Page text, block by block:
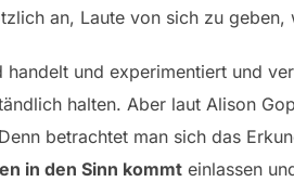
an, Laute von sich zu geben,
handelt und experimentiert und
halten. Aber laut Alison
betrachtet man sich das
in den Sinn kommt einlassen